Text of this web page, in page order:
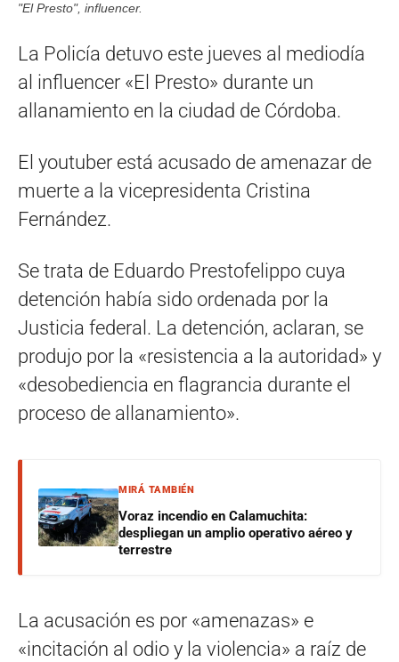
"El Presto", influencer.
La Policía detuvo este jueves al mediodía
al influencer «El Presto» durante un
allanamiento en la ciudad de Córdoba.
El youtuber está acusado de amenazar de
muerte a la vicepresidenta Cristina
Fernández.
Se trata de Eduardo Prestofelippo cuya
detención había sido ordenada por la
Justicia federal. La detención, aclaran, se
produjo por la «resistencia a la autoridad» y
«desobediencia en flagrancia durante el
proceso de allanamiento».
MIRÁ TAMBIÉN
Voraz incendio en Calamuchita:
despliegan un amplio operativo aéreo y
terrestre
La acusación es por «amenazas» e
«incitación al odio y la violencia» a raíz de